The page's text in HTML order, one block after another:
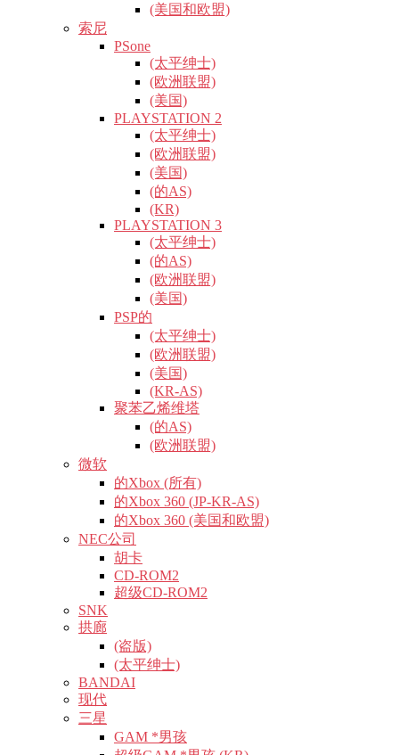
(美国和欧盟)
索尼
PSone
(太平绅士)
(欧洲联盟)
(美国)
PLAYSTATION 2
(太平绅士)
(欧洲联盟)
(美国)
(的AS)
(KR)
PLAYSTATION 3
(太平绅士)
(的AS)
(欧洲联盟)
(美国)
PSP的
(太平绅士)
(欧洲联盟)
(美国)
(KR-AS)
聚苯乙烯维塔
(的AS)
(欧洲联盟)
微软
的Xbox (所有)
的Xbox 360 (JP-KR-AS)
的Xbox 360 (美国和欧盟)
NEC公司
胡卡
CD-ROM2
超级CD-ROM2
SNK
拱廊
(盗版)
(太平绅士)
BANDAI
现代
三星
GAM *男孩